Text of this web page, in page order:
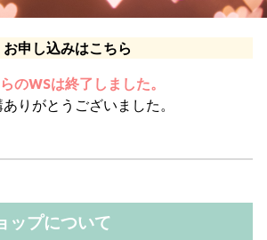
お申し込みはこちら
のWSは終了しました。
ありがとうございました。
ップについて